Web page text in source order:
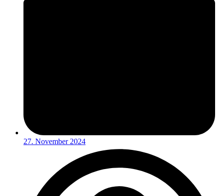
27. November 2024